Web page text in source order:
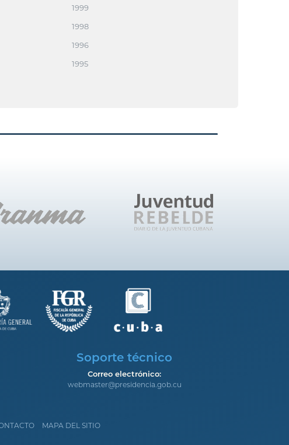
1999
1998
1996
1995
Soporte técnico
Correo electrónico:
webmaster@presidencia.gob.cu
MAPA DEL SITIO